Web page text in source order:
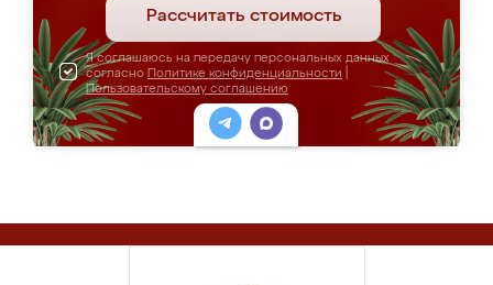
Рассчитать стоимость
Я соглашаюсь на передачу персональных данных
согласно Политике конфиденциальности
Пользовательскому соглашению